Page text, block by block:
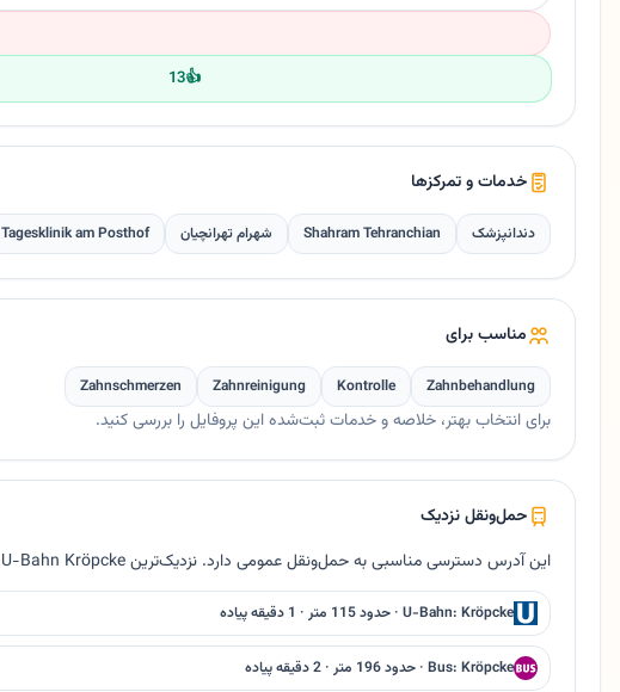
👍
13
خدمات و تمرکزها
دندانپزشک Shahram Tehranchian شهرام تهرانچیان Tagesklinik am Posthof
مناسب برای
Zahnbehandlung
Kontrolle
Zahnreinigung
Zahnschmerzen
برای انتخاب بهتر، خلاصه و خدمات ثبت‌شده این پروفایل را بررسی کنید.
حمل‌ونقل نزدیک
این آدرس دسترسی مناسبی به حمل‌ونقل عمومی دارد. نزدیک‌ترین U-Bahn Kröpcke حدود ۱۱۵ متر فاصله دارد.
U-Bahn: Kröpcke · حدود 115 متر · 1 دقیقه پیاده
Bus: Kröpcke · حدود 196 متر · 2 دقیقه پیاده